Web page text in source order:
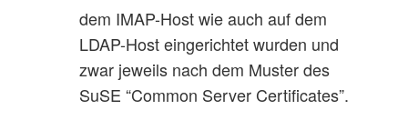
dem IMAP-Host wie auch auf dem
LDAP-Host eingerichtet wurden und
zwar jeweils nach dem Muster des
SuSE “Common Server Certificates”.